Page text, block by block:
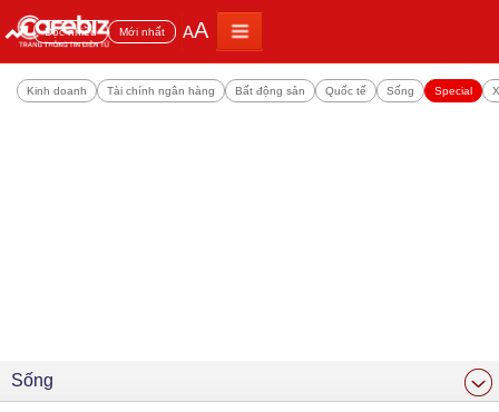
Đọc nhiều Mới nhất AA
Kinh doanh Tài chính ngân hàng Bất động sản Quốc tế Sống Special
Sống